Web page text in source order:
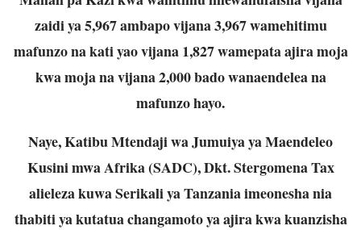
zaidi ya 5,967 ambapo vijana 3,967 wamehitimu
mafunzo na kati yao vijana 1,827 wamepata ajira moja
kwa moja na vijana 2,000 bado wanaendelea na
mafunzo hayo.
Naye, Katibu Mtendaji wa Jumuiya ya Maendeleo
Kusini mwa Afrika (SADC), Dkt. Stergomena Tax
alieleza kuwa Serikali ya Tanzania imeonesha nia
thabiti ya kutatua changamoto ya ajira kwa kuanzisha